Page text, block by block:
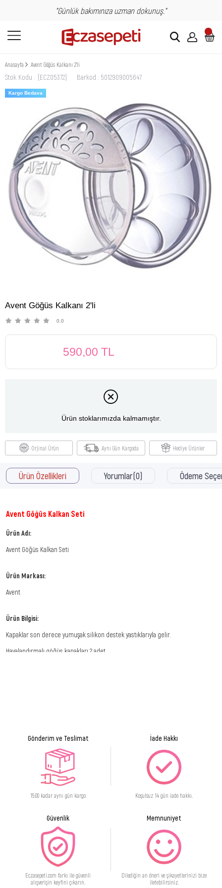
"Günlük bakımınıza uzman dokunuş."
Anasayfa Avent Göğüs Kalkanı 2'li
Stok Kodu (ECZ05372) Barkod : 5012909005647
Kargo Bedava
Avent Göğüs Kalkanı 2'li
0.0
590,00 TL
Ürün stoklarımızda kalmamıştır.
Orjinal Ürün Aynı Gün Kargoda Hediye Ürünler
Ürün Özellikleri Yorumlar(0) Ödeme
Avent Göğüs Kalkan Seti
Ürün Adı:
Avent Göğüs Kalkan Seti
Ürün Markası:
Avent
Ürün Bilgisi:
Kapaklar son derece yumuşak silikon destek yastıklarıyla gelir.
Havalandırmalı göğüs kapakları 2 adet.
Gönderim ve Teslimat
15:00 kadar aynı gün kargo
İade Hakkı
Koşulsuz 14 gün iade hakkı.
Güvenlik
Eczasepeti.com farkı ile güvenli
alışverişin keyfini çıkarın.
Memnuniyet
Dilediğin an öneri ve şikayetlerinizi bize
iletebilirsiniz.